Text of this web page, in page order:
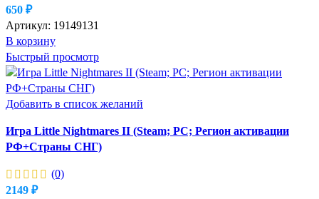
650 ₽
Артикул: 19149131
В корзину
Быстрый просмотр
Добавить в список желаний
Игра Little Nightmares II (Steam; PC; Регион активации
РФ+Страны СНГ)
(0)
2149 ₽